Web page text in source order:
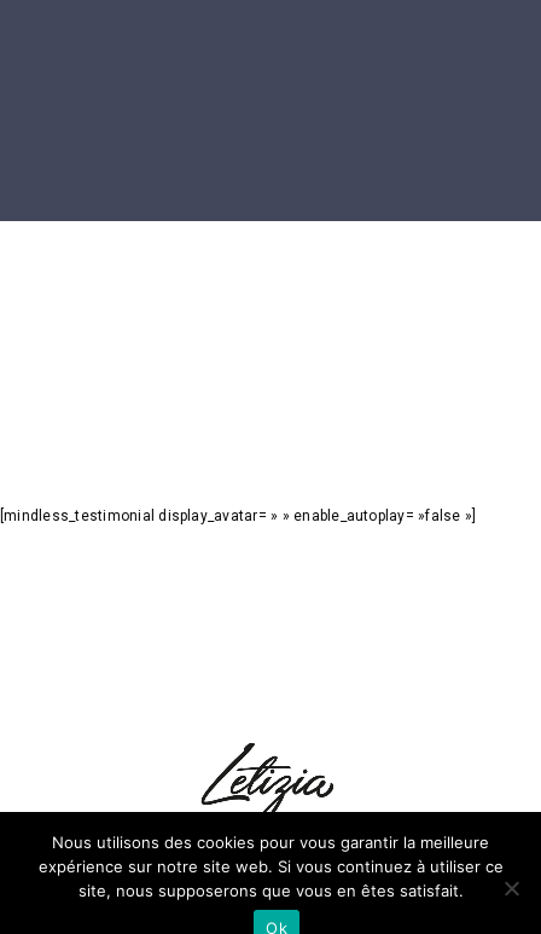
[mindless_testimonial display_avatar= » » enable_autoplay= »false »]
© 2025 LETIZIA GOSSELIN
Nous utilisons des cookies pour vous garantir la meilleure
expérience sur notre site web. Si vous continuez à utiliser ce
site, nous supposerons que vous en êtes satisfait.
Ok